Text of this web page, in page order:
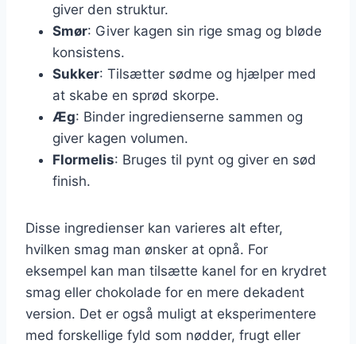
giver den struktur.
Smør: Giver kagen sin rige smag og bløde
konsistens.
Sukker: Tilsætter sødme og hjælper med
at skabe en sprød skorpe.
Æg: Binder ingredienserne sammen og
giver kagen volumen.
Flormelis: Bruges til pynt og giver en sød
finish.
Disse ingredienser kan varieres alt efter,
hvilken smag man ønsker at opnå. For
eksempel kan man tilsætte kanel for en krydret
smag eller chokolade for en mere dekadent
version. Det er også muligt at eksperimentere
med forskellige fyld som nødder, frugt eller